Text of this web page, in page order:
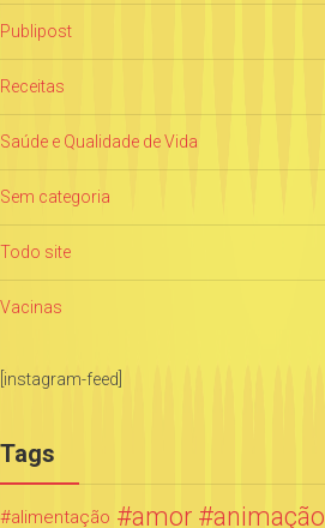
Publipost
Receitas
Saúde e Qualidade de Vida
Sem categoria
Todo site
Vacinas
[instagram-feed]
Tags
alimentação amor animação